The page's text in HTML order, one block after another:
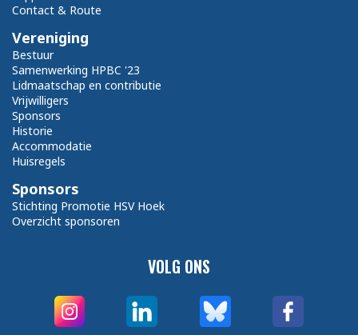
VOLG ONS
Contact & Route
Vereniging
Bestuur
Samenwerking HPBC '23
Lidmaatschap en contributie
Vrijwilligers
Sponsors
Historie
Accommodatie
Huisregels
Sponsors
Stichting Promotie HSV Hoek
Overzicht sponsoren